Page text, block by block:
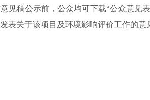
稿公示前，公众均可下载“公众意见
表关于该项目及环境影响评价工作的意